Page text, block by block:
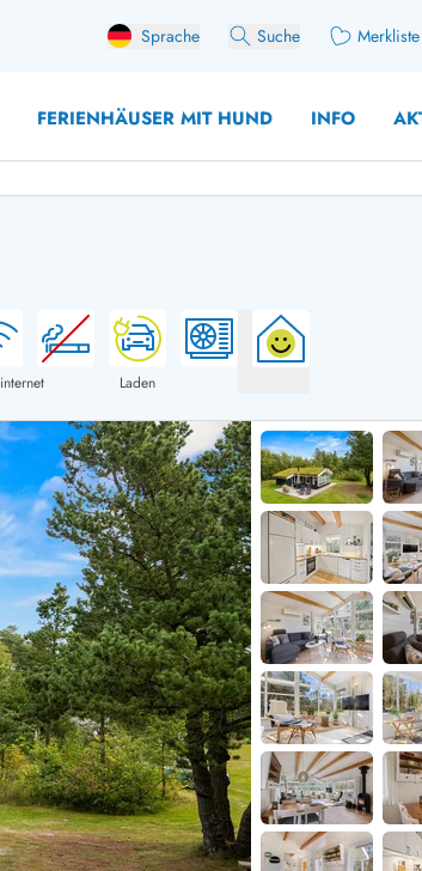
Sprache Suche Merkliste
FERIENHÄUSER MIT HUND INFO
Ferienhaus für 8
Ferienhaus für 10
Ferienhaus für
Ferienhäuser im
Ferienhäuser im
Ferienhäuser im
Ferienhäuser im
Ferienhäuser über
Ferienhäuser
Sondervig
Klit
Ferienhäuser in
Ferienhäuser
Ferienhäuser am
Ferienhäuser
Ferienhäuser
Ferienhäuser in
Laden